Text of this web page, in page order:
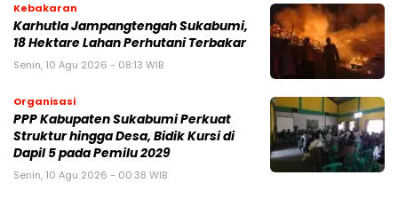
Kebakaran
‎Karhutla Jampangtengah Sukabumi,
18 Hektare Lahan Perhutani Terbakar
Senin, 10 Agu 2026 - 08:13 WIB
Organisasi
PPP Kabupaten Sukabumi Perkuat
Struktur hingga Desa, Bidik Kursi di
Dapil 5 pada Pemilu 2029
Senin, 10 Agu 2026 - 00:38 WIB